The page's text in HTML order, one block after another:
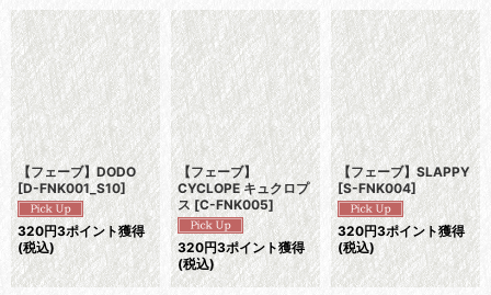
【フェーブ】DODO
[D-FNK001_S10]
320円3ポイント獲得
(税込)
【フェーブ】
CYCLOPE キュクロプ
ス [C-FNK005]
320円3ポイント獲得
(税込)
【フェーブ】SLAPPY
[S-FNK004]
320円3ポイント獲得
(税込)